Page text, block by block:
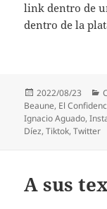
link dentro de
dentro de la
Publicado
el
2022/08/23
Beaune, El
Ignacio Aguado,
Díez,Tiktok,Twitter
A sus